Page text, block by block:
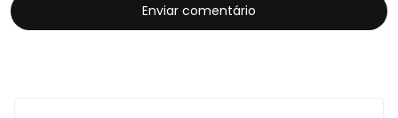
Enviar comentário